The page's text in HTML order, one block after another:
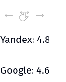
Yandex: 4.8
Google: 4.6